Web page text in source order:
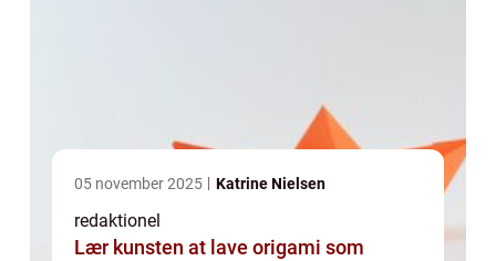
05 november 2025 Katrine Nielsen
redaktionel
Lær kunsten at lave origami som